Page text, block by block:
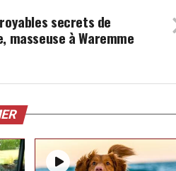
secrets de
masseuse à Waremme